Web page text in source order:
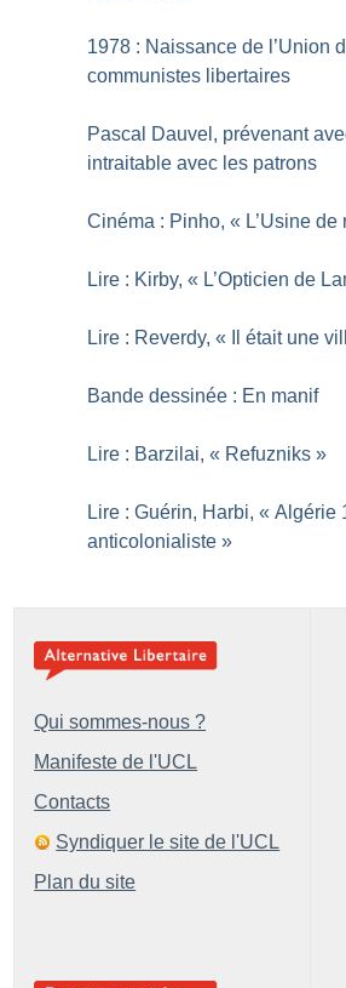
1978 : Naissance de l’Union
communistes libertaires
Pascal Dauvel, prévenant
intraitable avec les patrons
Cinéma : Pinho, « L’Usine de
Lire : Kirby, « L’Opticien de
Lire : Reverdy, « Il était une
Bande dessinée : En manif
Lire : Barzilai, « Refuzniks »
Lire : Guérin, Harbi, « Algérie
anticolonialiste »
Qui sommes-nous ?
Manifeste de l'UCL
Contacts
Syndiquer le site de l'UCL
Plan du site